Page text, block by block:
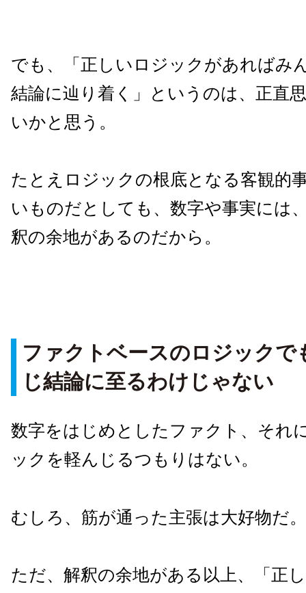
でも、「正しいロジックがあればみ
結論に辿り着く」というのは、正直
いかと思う。
たとえロジックの根底となる客観的
いものだとしても、数字や事実には
釈の余地があるのだから。
ファクトベースのロジックで
じ結論に至るわけじゃない
数字をはじめとしたファクト、それ
ックを軽んじるつもりはない。
むしろ、筋が通った主張は大好物だ。
ただ、解釈の余地がある以上、「正